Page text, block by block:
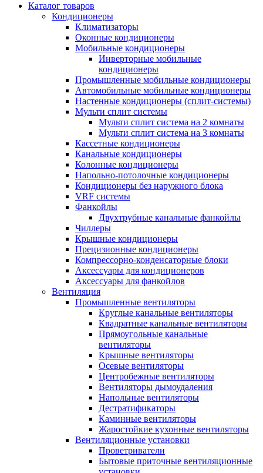
Каталог товаров
Кондиционеры
Климатизаторы
Оконные кондиционеры
Мобильные кондиционеры
Инверторные мобильные
кондиционеры
Промышленные мобильные кондиционеры
Автомобильные мобильные кондиционеры
Настенные кондиционеры (сплит-системы)
Мульти сплит системы
Мульти сплит система на 2 комнаты
Мульти сплит система на 3 комнаты
Кассетные кондиционеры
Канальные кондиционеры
Колонные кондиционеры
Напольно-потолочные кондиционеры
Кондиционеры без наружного блока
VRF системы
Фанкойлы
Двухтрубные канальные фанкойлы
Чиллеры
Крышные кондиционеры
Прецизионные кондиционеры
Компрессорно-конденсаторные блоки
Аксессуары для кондиционеров
Аксессуары для фанкойлов
Вентиляция
Промышленные вентиляторы
Круглые канальные вентиляторы
Квадратные канальные вентиляторы
Прямоугольные канальные
вентиляторы
Крышные вентиляторы
Осевые вентиляторы
Центробежные вентиляторы
Вентиляторы дымоудаления
Напольные вентиляторы
Дестратификаторы
Каминные вентиляторы
Жаростойкие кухонные вентиляторы
Вентиляционные установки
Проветриватели
Бытовые приточные вентиляционные